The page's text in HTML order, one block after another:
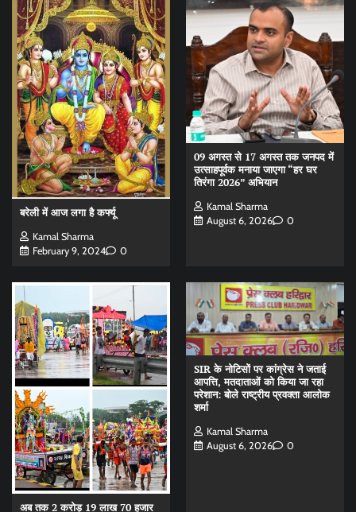
बरेली में आज लगा है कर्फ्यू
Kamal Sharma
February 9, 2024
0
09 अगस्त से 17 अगस्त तक जनपद में
उत्साहपूर्वक मनाया जाएगा “हर घर
तिरंगा 2026” अभियान
Kamal Sharma
August 6, 2026
0
अब तक 2 करोड़ 19 लाख 70 हजार
SIR के नोटिसों पर कांग्रेस ने जताई
आपत्ति, मतदाताओं को किया जा रहा
परेशान: बोले राष्ट्रीय प्रवक्ता आलोक
शर्मा
Kamal Sharma
August 6, 2026
0